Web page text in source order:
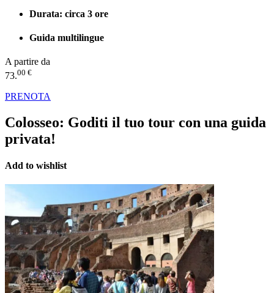
Durata: circa 3 ore
Guida multilingue
A partire da
73.00 €
PRENOTA
Colosseo: Goditi il tuo tour con una guida
privata!
Add to wishlist